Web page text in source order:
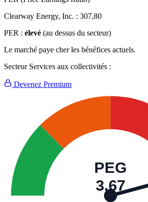
Clearway Energy, Inc. : 307,80
PER : élevé (au dessus du secteur)
Le marché paye cher les bénéfices actuels.
Secteur Services aux collectivités :
Devenez Premium
PEG
3,67